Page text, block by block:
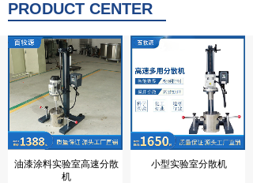
PRODUCT CENTER
油漆涂料实验室高速分散
机
小型实验室分散机